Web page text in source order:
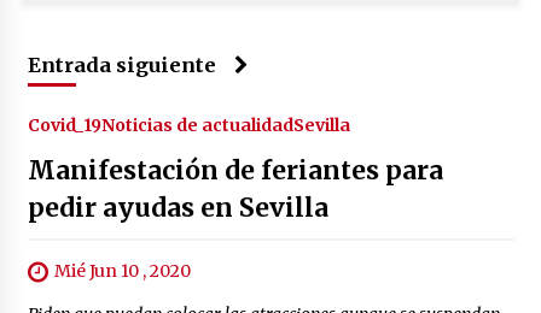
Entrada siguiente
Covid_19Noticias de actualidadSevilla
Manifestación de feriantes para
pedir ayudas en Sevilla
Mié Jun 10 , 2020